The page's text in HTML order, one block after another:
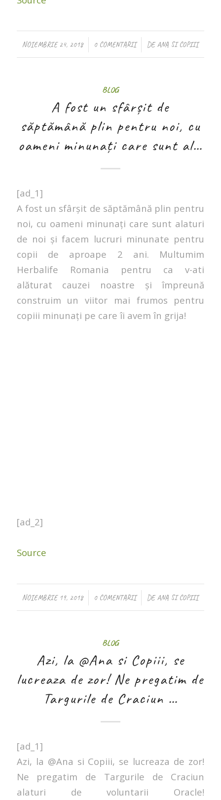
NOIEMBRIE 24, 2018
/ 0 COMENTARII
/ DE ANA SI COPIII
BLOG
A fost un sfârșit de
săptămână plin pentru noi, cu
oameni minunați care sunt al…
[ad_1]
A fost un sfârșit de săptămână plin pentru
noi, cu oameni minunați care sunt alaturi
de noi și facem lucruri minunate pentru
copii de aproape 2 ani. Multumim
Herbalife Romania pentru ca v-ati
alăturat cauzei noastre și împreună
construim un viitor mai frumos pentru
copiii minunați pe care îi avem în grija!
[ad_2]
Source
NOIEMBRIE 19, 2018
/ 0 COMENTARII
/ DE ANA SI COPIII
BLOG
Azi, la @Ana si Copiii, se
lucreaza de zor! Ne pregatim de
Targurile de Craciun …
[ad_1]
Azi, la @Ana si Copiii, se lucreaza de zor!
Ne pregatim de Targurile de Craciun
alaturi de voluntarii Oracle!